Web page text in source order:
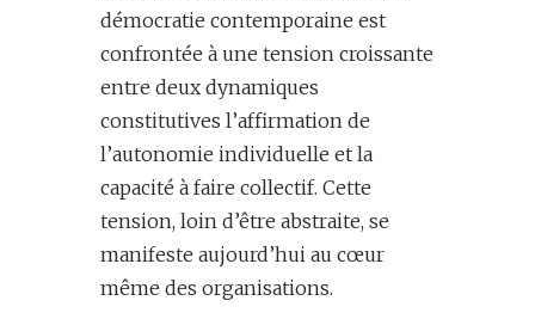
démocratie contemporaine est
confrontée à une tension croissante
entre deux dynamiques
constitutives l’affirmation de
l’autonomie individuelle et la
capacité à faire collectif. Cette
tension, loin d’être abstraite, se
manifeste aujourd’hui au cœur
même des organisations.